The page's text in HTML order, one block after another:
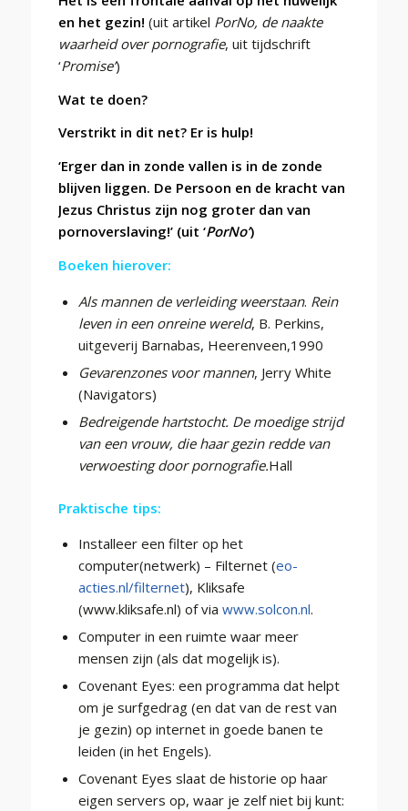
en het gezin! (uit artikel PorNo, de naakte
waarheid over pornografie, uit tijdschrift
‘Promise’)
Wat te doen?
Verstrikt in dit net? Er is hulp!
‘Erger dan in zonde vallen is in de zonde
blijven liggen. De Persoon en de kracht van
Jezus Christus zijn nog groter dan van
pornoverslaving!’ (uit ‘PorNo’)
Boeken hierover:
Als mannen de verleiding weerstaan. Rein
leven in een onreine wereld, B. Perkins,
uitgeverij Barnabas, Heerenveen,1990
Gevarenzones voor mannen, Jerry White
(Navigators)
Bedreigende hartstocht. De moedige strijd
van een vrouw, die haar gezin redde van
verwoesting door pornografie.Hall
Praktische tips:
Installeer een filter op het
computer(netwerk) – Filternet (eo-
acties.nl/filternet), Kliksafe
(www.kliksafe.nl) of via www.solcon.nl.
Computer in een ruimte waar meer
mensen zijn (als dat mogelijk is).
Covenant Eyes: een programma dat helpt
om je surfgedrag (en dat van de rest van
je gezin) op internet in goede banen te
leiden (in het Engels).
Covenant Eyes slaat de historie op haar
eigen servers op, waar je zelf niet bij kunt: